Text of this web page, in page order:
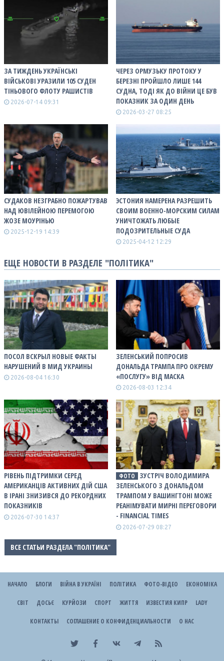
ЗА ТИЖДЕНЬ УКРАЇНСЬКІ
ВІЙСЬКОВІ УРАЗИЛИ 105 СУДЕН
ТІНЬОВОГО ФЛОТУ РАШИСТІВ
2026-07-14 09:31
ЧЕРЕЗ ОРМУЗЬКУ ПРОТОКУ У
БЕРЕЗНІ ПРОЙШЛО ЛИШЕ 144
СУДНА, ТОДІ ЯК ДО ВІЙНИ ЦЕ БУВ
ПОКАЗНИК ЗА ОДИН ДЕНЬ
2026-03-27 08:25
СУДАКОВ НЕЗГРАБНО ПОЖАРТУВАВ
НАД ЮВІЛЕЙНОЮ ПЕРЕМОГОЮ
ЖОЗЕ МОУРІНЬЮ
2025-12-19 14:39
ЭСТОНИЯ НАМЕРЕНА РАЗРЕШИТЬ
СВОИМ ВОЕННО-МОРСКИМ СИЛАМ
УНИЧТОЖАТЬ ЛЮБЫЕ
ПОДОЗРИТЕЛЬНЫЕ СУДА
2025-04-12 12:29
ЕЩЕ НОВОСТИ В РАЗДЕЛЕ "ПОЛІТИКА"
ПОСОЛ ВСКРЫЛ НОВЫЕ ФАКТЫ
НАРУШЕНИЙ В МИД УКРАИНЫ
2026-08-04 16:30
ЗЕЛЕНСЬКИЙ ПОПРОСИВ
ДОНАЛЬДА ТРАМПА ПРО ОКРЕМУ
«ПОСЛУГУ» ВІД МАСКА
2026-08-03 12:34
РІВЕНЬ ПІДТРИМКИ СЕРЕД
АМЕРИКАНЦІВ АКТИВНИХ ДІЙ США
В ІРАНІ ЗНИЗИВСЯ ДО РЕКОРДНИХ
ПОКАЗНИКІВ
2026-07-30 14:37
ФОТО
ЗУСТРІЧ ВОЛОДИМИРА
ЗЕЛЕНСЬКОГО З ДОНАЛЬДОМ
ТРАМПОМ У ВАШИНГТОНІ МОЖЕ
РЕАНІМУВАТИ МИРНІ ПЕРЕГОВОРИ
- FINANCIAL TIMES
2026-07-29 08:27
ВСЕ СТАТЬИ РАЗДЕЛА "ПОЛІТИКА"
НАЧАЛО БЛОГИ ВІЙНА В УКРАЇНІ ПОЛІТИКА ФОТО-ВІДЕО ЕКОНОМІКА
СВІТ ДОСЬЄ КУРЙОЗИ СПОРТ ЖИТТЯ ИЗВЕСТИЯ КИПР LADY
КОНТАКТЫ СОГЛАШЕНИЕ О КОНФИДЕНЦИАЛЬНОСТИ О НАС